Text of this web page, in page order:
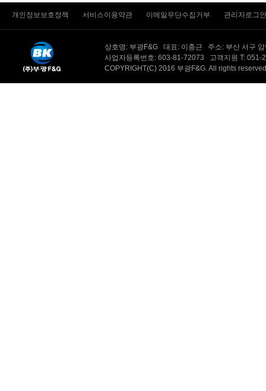
개인정보보호정책 서비스이용약관 이메일무단수집거부 관리자로그인
상호명: 부광F&G 대표: 이충근 주소: 부산 서구
사업자등록번호: 603-81-72073 고객지원 T:
COPYRIGHT(C) 2016 부광F&G. All rights